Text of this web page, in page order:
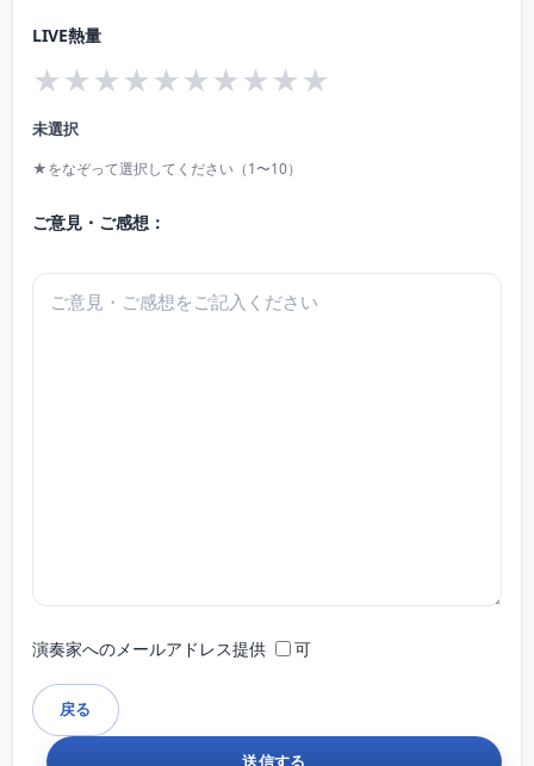
よる防災活動や、東京都調布市内での市民活動に取り組むほか、一般社団法人
音楽がヒラク未来 スタッフとして、仲道郁代氏と協働した学校音楽プログラム
一般財団法人100万人のクラシックライブ 運営メンバー・ピアニスト。
LIVE熱量
★★★★★★★★★★
未選択
★をなぞって選択してください（1〜10）
ご意見・ご感想：
演奏家へのメールアドレス提供 可